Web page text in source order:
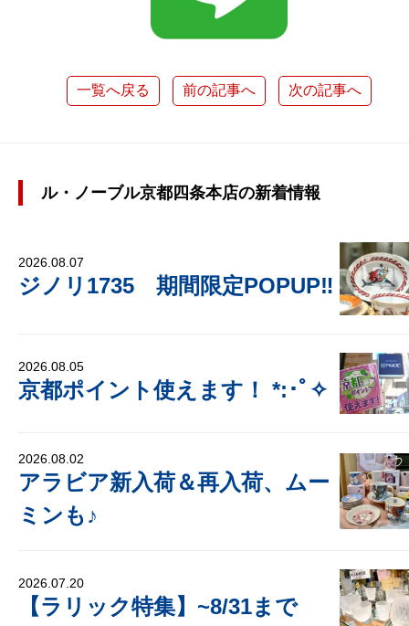
一覧へ戻る 前の記事へ 次の記事へ
ル・ノーブル京都四条本店の新着情報
2026.08.07
ジノリ1735 期間限定POPUP‼
2026.08.05
京都ポイント使えます！ *:･ﾟ✧
2026.08.02
アラビア新入荷＆再入荷、ムー
ミンも♪
2026.07.20
【ラリック特集】~8/31まで